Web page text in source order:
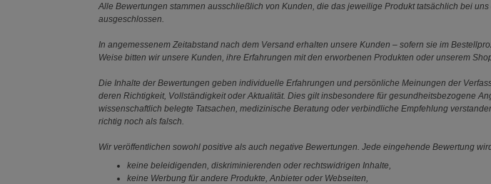
Alle Bewertungen stammen ausschließlich von Kunden, die das jeweilige Produkt tatsächlich bei
ausgeschlossen.
In angemessenem Zeitabstand nach dem Versand erhalten unsere Kunden – sofern sie im
Weise bitten wir unsere Kunden, ihre Erfahrungen mit den erworbenen Produkten oder unserem
Die Inhalte der Bewertungen geben individuelle Erfahrungen und persönliche Meinungen der
deren Richtigkeit, Vollständigkeit oder Aktualität. Dies gilt insbesondere für gesundheitsbezogene
wissenschaftlich belegte Tatsachen, medizinische Beratung oder verbindliche Empfehlung
richtig noch als falsch.
Wir veröffentlichen sowohl positive als auch negative Bewertungen. Jede eingehende Bewertung
keine beleidigenden, diskriminierenden oder rechtswidrigen Inhalte,
keine Werbung für andere Produkte, Anbieter oder Webseiten,